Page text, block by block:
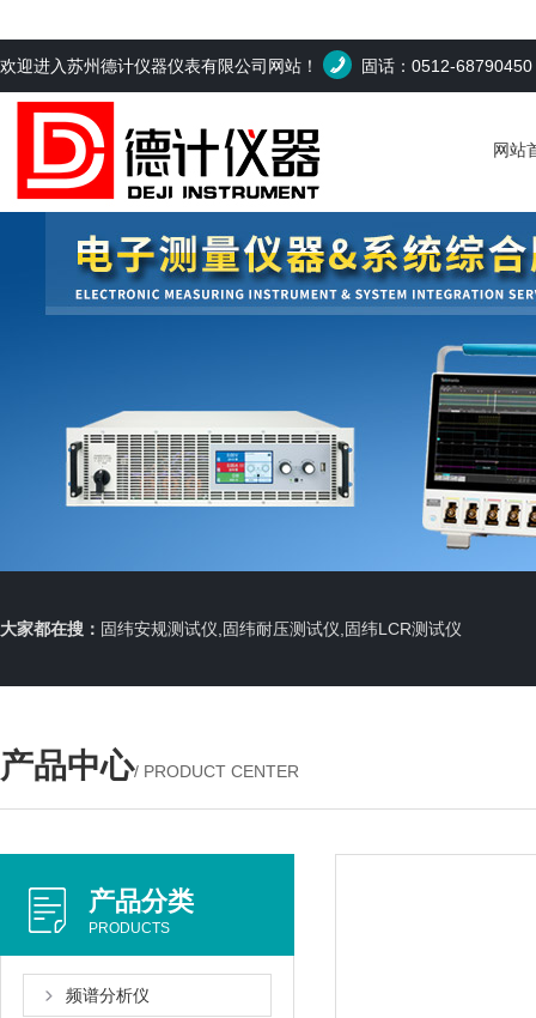
欢迎进入苏州德计仪器仪表有限公司网站！ 固话：0512-68790450
网站
大家都在搜： 固纬安规测试仪,固纬耐压测试仪,固纬LCR测试仪
产品中心/ PRODUCT CENTER
产品分类
PRODUCTS
频谱分析仪